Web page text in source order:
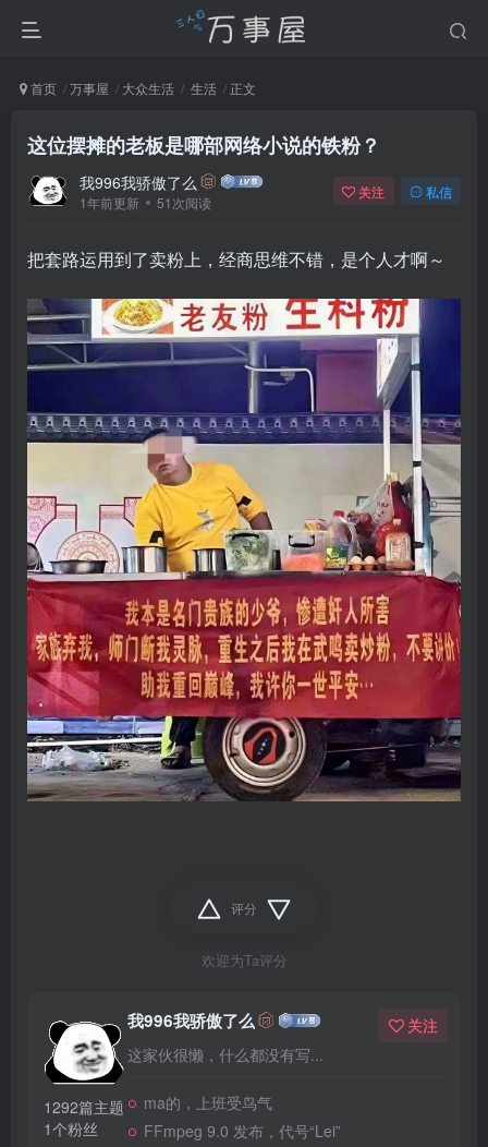
首页 万事屋 大众生活 生活 正文
这位摆摊的老板是哪部网络小说的铁粉？
我996我骄傲了么
1年前更新 51次阅读
关注 私信
把套路运用到了卖粉上，经商思维不错，是个人才啊～
评分
欢迎为Ta评分
1292篇主题
1个粉丝
我996我骄傲了么
这家伙很懒，什么都没有写...
关注
ma的，上班受鸟气
FFmpeg 9.0 发布，代号“Lei”